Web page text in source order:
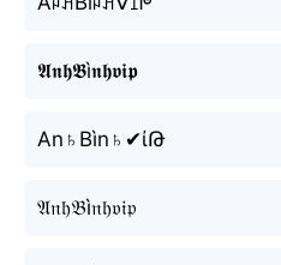
𝕬𝖓𝖍𝕭ì𝖓𝖍𝖛𝖎𝖕
An♄Bìn♄✔ίԹ
𝔄𝔫𝔥𝔅ì𝔫𝔥𝔳𝔦𝔭